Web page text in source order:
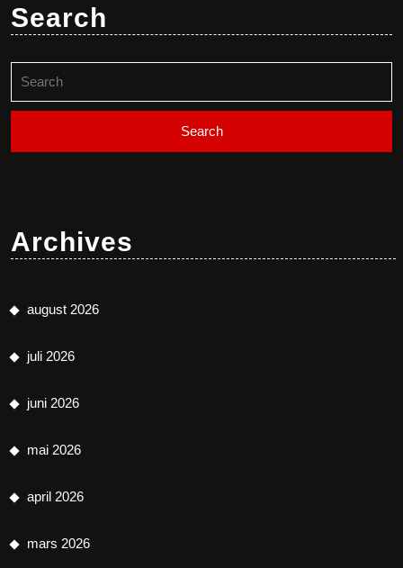
Search
for:
Archives
august 2026
juli 2026
juni 2026
mai 2026
april 2026
mars 2026